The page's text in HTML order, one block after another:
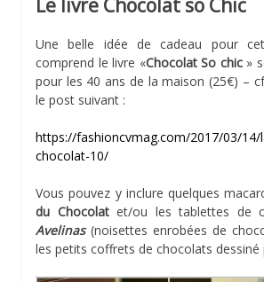
Le livre Chocolat so Chic
Une belle idée de cadeau pour
comprend le livre «Chocolat So chic»
pour les 40 ans de la maison (25€) –
le post suivant :
https://fashioncvmag.com/2017/03/14/
chocolat-10/
Vous pouvez y inclure quelques
du Chocolat et/ou les tablettes de
Avelinas (noisettes enrobées de
les petits coffrets de chocolats dessiné